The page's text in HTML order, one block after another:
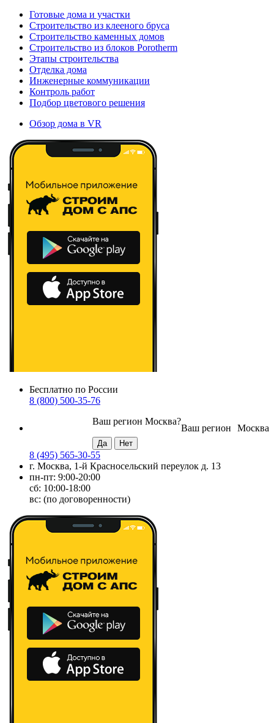
Готовые дома и участки
Строительство из клееного бруса
Строительство каменных домов
Строительство из блоков Porotherm
Этапы строительства
Отделка дома
Инженерные коммуникации
Контроль работ
Подбор цветового решения
Обзор дома в VR
Бесплатно по России
8 (800) 500-35-76
Москва
Ваш регион
Ваш регион Москва?
8 (495) 565-30-55
г. Москва, 1-й Красносельский переулок д. 13
пн-пт: 9:00-20:00
сб: 10:00-18:00
вс: (по договоренности)